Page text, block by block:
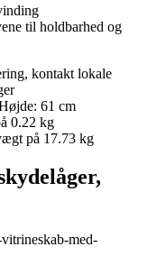
til holdbarhed og
kontakt lokale
61 cm
0.22 kg
på 17.73 kg
med-